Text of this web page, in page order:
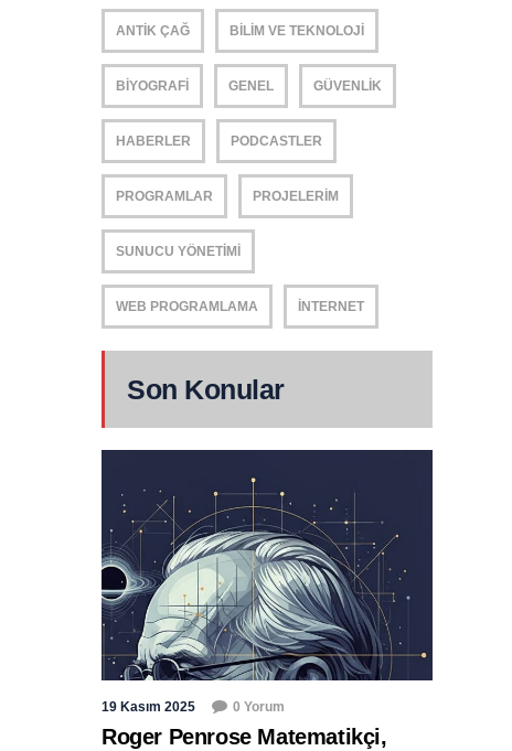
ANTIK ÇAĞ BILIM VE TEKNOLOJI
BIYOGRAFI GENEL GÜVENLIK
HABERLER PODCASTLER
PROGRAMLAR PROJELERIM
SUNUCU YÖNETIMI
WEB PROGRAMLAMA İNTERNET
Son Konular
19 Kasım 2025 0 Yorum
Roger Penrose Matematikçi,